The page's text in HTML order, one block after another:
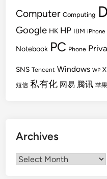
Computer Computing
Google HK HP IBM iPhone
Notebook PC Phone
SNS Tencent Windows WP
短信 私有化 网易 腾讯 苹果
Archives
Archives